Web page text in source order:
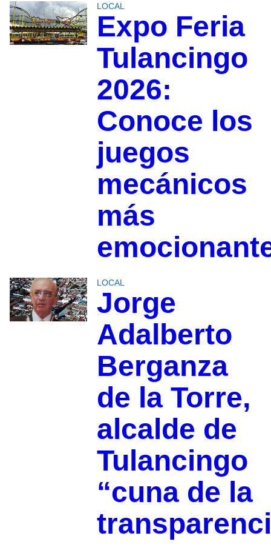
LOCAL
Expo Feria
Tulancingo
2026:
Conoce los
juegos
mecánicos
más
LOCAL
Jorge
Adalberto
Berganza
de la Torre,
alcalde de
Tulancingo
“cuna de la